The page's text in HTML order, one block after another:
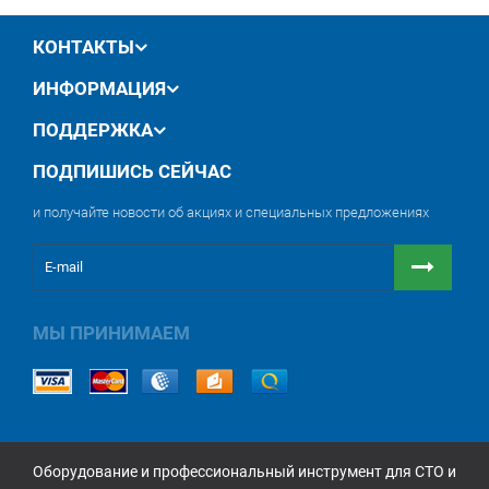
производителя
обмен / возврат товара в течение 14 дней
КОНТАКТЫ
ИНФОРМАЦИЯ
ПОДДЕРЖКА
ПОДПИШИСЬ СЕЙЧАС
и получайте новости об акциях и специальных предложениях
МЫ ПРИНИМАЕМ
Оборудование и профессиональный инструмент для СТО и